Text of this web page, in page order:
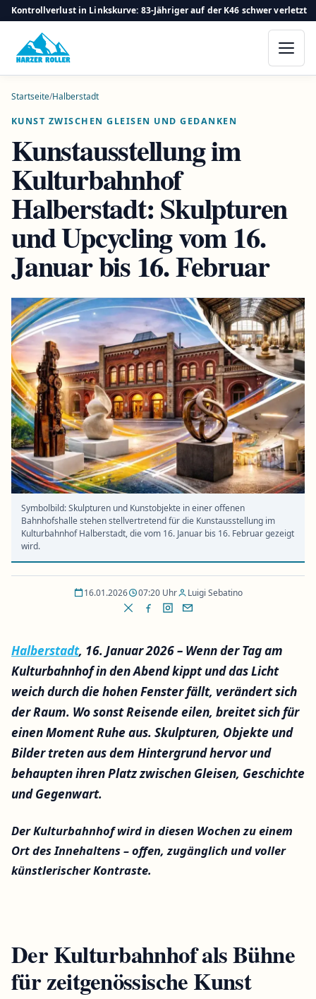
Kontrollverlust in Linkskurve: 83-Jähriger auf der K46 schwer verletzt
Startseite/Halberstadt
KUNST ZWISCHEN GLEISEN UND GEDANKEN
Kunstausstellung im
Kulturbahnhof
Halberstadt: Skulpturen
und Upcycling vom 16.
Januar bis 16. Februar
Symbolbild: Skulpturen und Kunstobjekte in einer offenen
Bahnhofshalle stehen stellvertretend für die Kunstausstellung im
Kulturbahnhof Halberstadt, die vom 16. Januar bis 16. Februar gezeigt
wird.
16.01.2026 07:20 Uhr Luigi Sebatino
Halberstadt, 16. Januar 2026 – Wenn der Tag am
Kulturbahnhof in den Abend kippt und das Licht
weich durch die hohen Fenster fällt, verändert sich
der Raum. Wo sonst Reisende eilen, breitet sich für
einen Moment Ruhe aus. Skulpturen, Objekte und
Bilder treten aus dem Hintergrund hervor und
behaupten ihren Platz zwischen Gleisen, Geschichte
und Gegenwart.
Der Kulturbahnhof wird in diesen Wochen zu einem
Ort des Innehaltens – offen, zugänglich und voller
künstlerischer Kontraste.
Der Kulturbahnhof als Bühne
für zeitgenössische Kunst